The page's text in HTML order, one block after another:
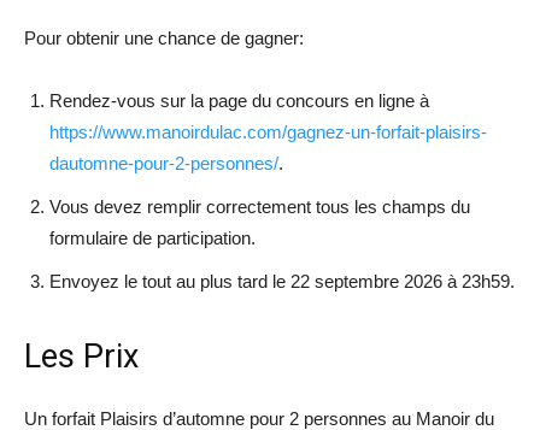
Pour obtenir une chance de gagner:
Rendez-vous sur la page du concours en ligne à
https://www.manoirdulac.com/gagnez-un-forfait-plaisirs-
dautomne-pour-2-personnes/.
Vous devez remplir correctement tous les champs du
formulaire de participation.
Envoyez le tout au plus tard le 22 septembre 2026 à 23h59.
Les Prix
Un forfait Plaisirs d’automne pour 2 personnes au Manoir du